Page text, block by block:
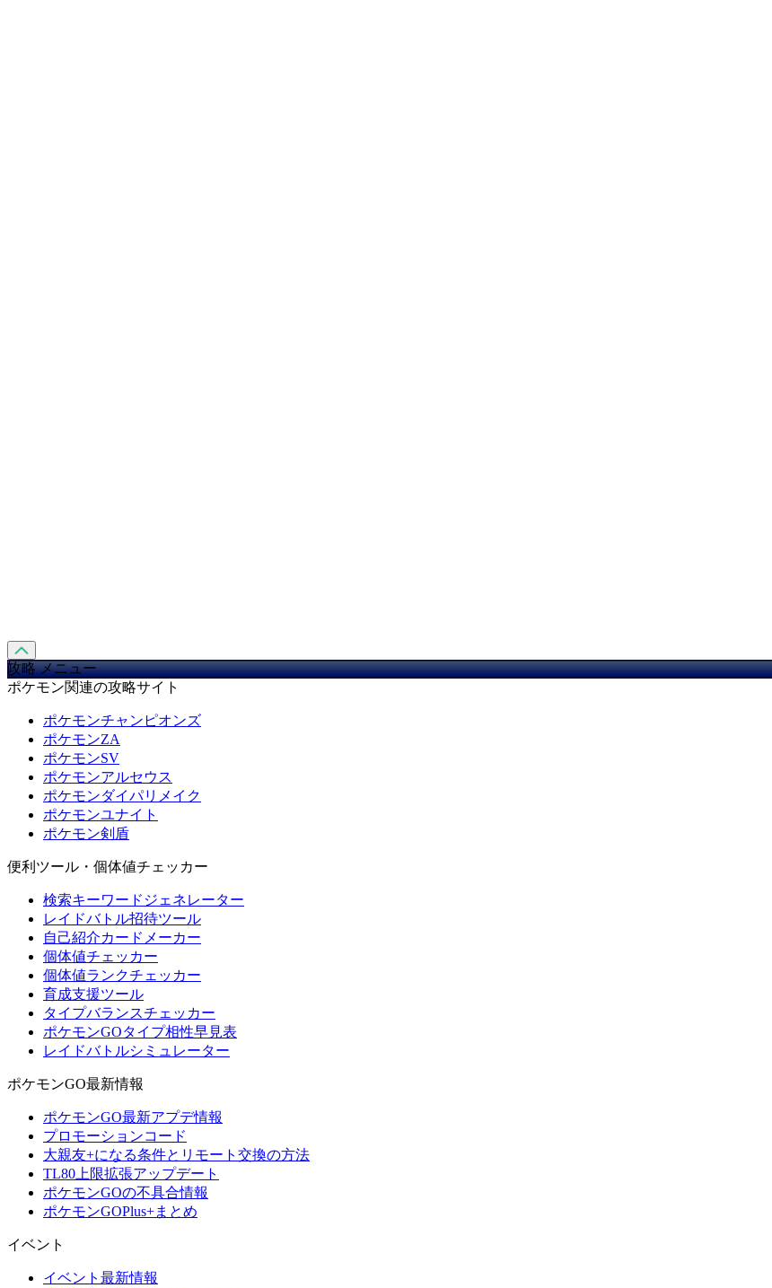
攻略 メニュー
ポケモン関連の攻略サイト
ポケモンチャンピオンズ
ポケモンZA
ポケモンSV
ポケモンアルセウス
ポケモンダイパリメイク
ポケモンユナイト
ポケモン剣盾
便利ツール・個体値チェッカー
検索キーワードジェネレーター
レイドバトル招待ツール
自己紹介カードメーカー
個体値チェッカー
個体値ランクチェッカー
育成支援ツール
タイプバランスチェッカー
ポケモンGOタイプ相性早見表
レイドバトルシミュレーター
ポケモンGO最新情報
ポケモンGO最新アプデ情報
プロモーションコード
大親友+になる条件とリモート交換の方法
TL80上限拡張アップデート
ポケモンGOの不具合情報
ポケモンGOPlus+まとめ
イベント
イベント最新情報